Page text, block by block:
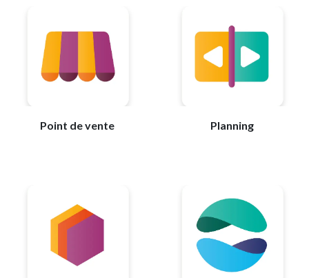
Point de vente Planning